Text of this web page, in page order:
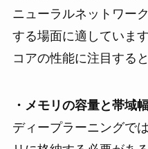
ニューラルネットワー
する場面に適していま
コアの性能に注目する
・メモリの容量と帯域幅
ディープラーニングで